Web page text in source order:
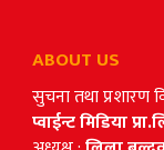
ABOUT US
सुचना तथा प्रशारण
प्वाईन्ट मिडिया